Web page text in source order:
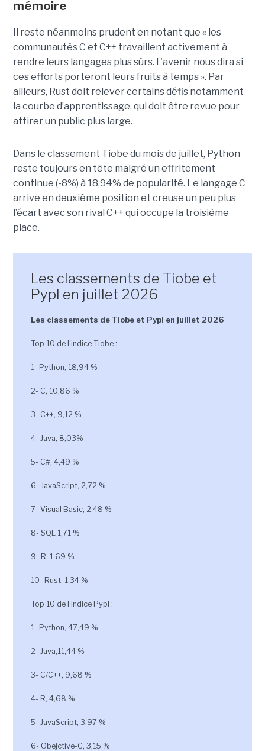
mémoire
Il reste néanmoins prudent en notant que « les
communautés C et C++ travaillent activement à
rendre leurs langages plus sûrs. L'avenir nous dira si
ces efforts porteront leurs fruits à temps ». Par
ailleurs, Rust doit relever certains défis notamment
la courbe d’apprentissage, qui doit être revue pour
attirer un public plus large.
Dans le classement Tiobe du mois de juillet, Python
reste toujours en tête malgré un effritement
continue (-8%) à 18,94% de popularité. Le langage C
arrive en deuxième position et creuse un peu plus
l’écart avec son rival C++ qui occupe la troisième
place.
Les classements de Tiobe et
Pypl en juillet 2026
Les classements de Tiobe et Pypl en juillet 2026
Top 10 de l'indice Tiobe :
1- Python, 18,94 %
2- C, 10,86 %
3- C++, 9,12 %
4- Java, 8,03%
5- C#, 4,49 %
6- JavaScript, 2,72 %
7- Visual Basic, 2,48 %
8- SQL 1,71 %
9- R, 1,69 %
10- Rust, 1,34 %
Top 10 de l'indice Pypl :
1- Python, 47,49 %
2- Java,11,44 %
3- C/C++, 9,68 %
4- R, 4,68 %
5- JavaScript, 3,97 %
6- Obejctive-C, 3,15 %